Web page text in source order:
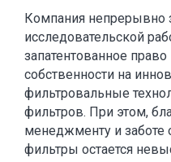
Компания непрерывно
исследовательской
запатентованное
собственности на
фильтровальные
фильтров. При этом,
менеджменту и заботе
фильтры остается